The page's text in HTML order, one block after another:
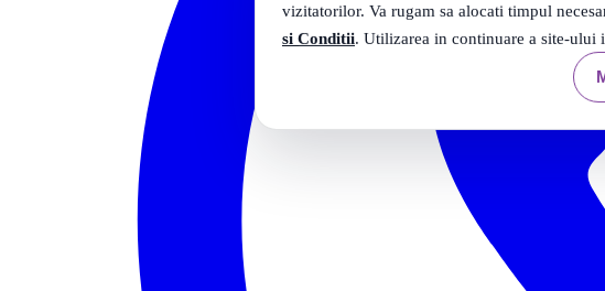
vizitatorilor. Va rugam sa alocati timpul
si Conditii. Utilizarea in continuare a site-ului